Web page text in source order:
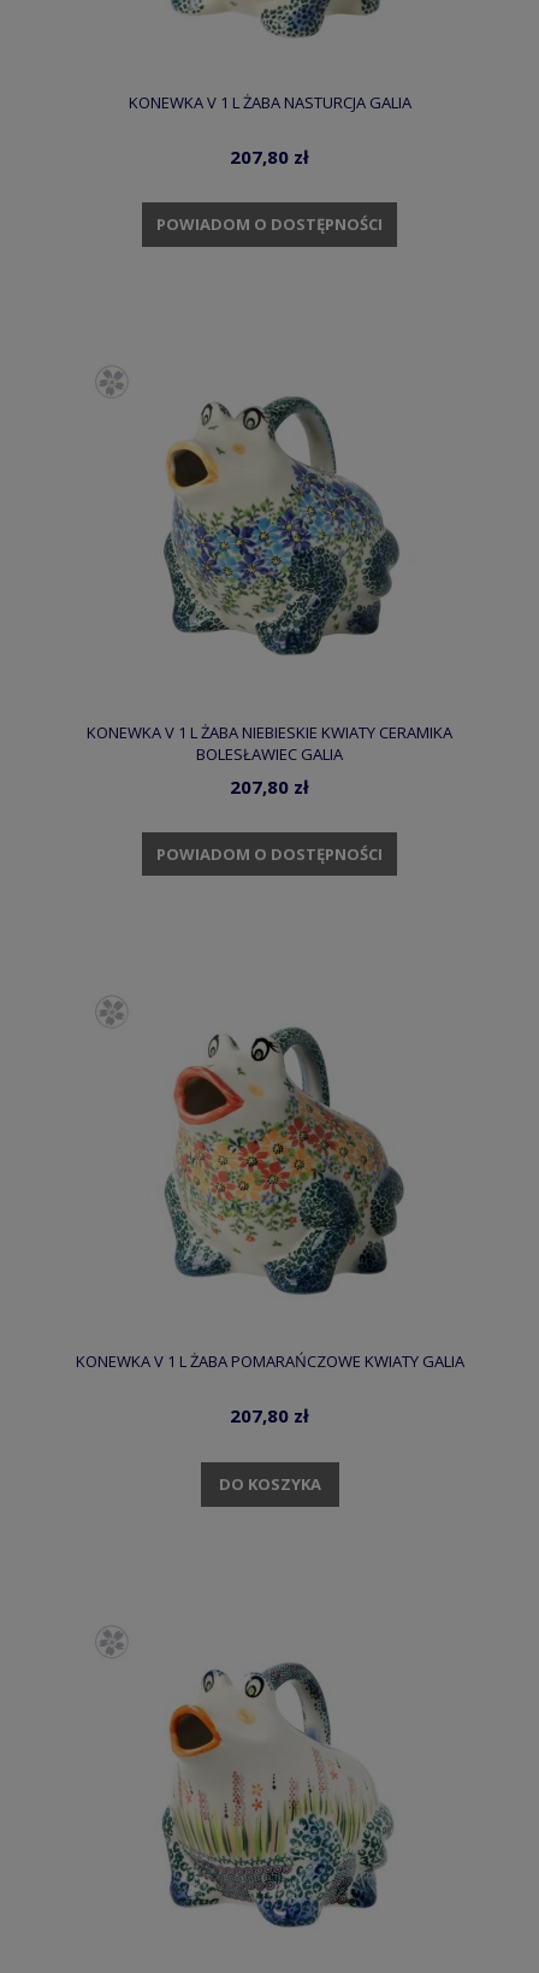
KONEWKA V 1 L ŻABA NASTURCJA GALIA
207,80 zł
POWIADOM O DOSTĘPNOŚCI
KONEWKA V 1 L ŻABA NIEBIESKIE KWIATY CERAMIKA
BOLESŁAWIEC GALIA
207,80 zł
POWIADOM O DOSTĘPNOŚCI
KONEWKA V 1 L ŻABA POMARAŃCZOWE KWIATY GALIA
207,80 zł
DO KOSZYKA